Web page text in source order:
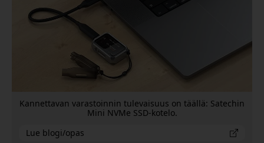
Kannettavan varastoinnin tulevaisuus on täällä: Satechin
Mini NVMe SSD-kotelo.
Lue blogi/opas